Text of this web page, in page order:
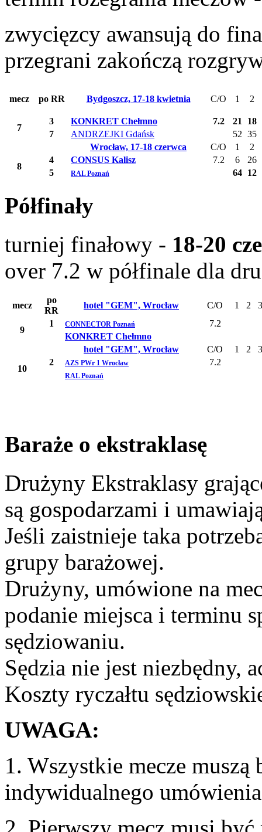
zwycięzcy awansują do
przegrani zakończą
mecz po RR Bydgoszcz, 17-18 kwietnia C/O 1 2
7
3 KONKRET Chełmno 7.2 21 18
7
ANDRZEJKI Gdańsk 52 35
Wrocław, 17-18 czerwca
C/O 1
2
8
4 CONSUS Kalisz 7.2 6
26
5
RAL Poznań 64 12
Półfinały
turniej finałowy - 18-20
over 7.2 w półfinale dla
mecz
po
RR
hotel "GEM", Wrocław C/O 1 2 3
9
1 CONNECTOR Poznań
7.2
KONKRET Chełmno
hotel "GEM", Wrocław
C/O 1 2
3
10
2 AZS PWr 1 Wrocław 7.2
RAL Poznań
Baraże o ekstraklasę
Drużyny Ekstraklasy
są gospodarzami i
Jeśli zaistnieje taka
grupy barażowej.
Drużyny, umówione na
podanie miejsca i terminu
sędziowaniu.
Sędzia nie jest niezbędny,
Koszty ryczałtu
UWAGA:
1. Wszystkie mecze muszą
indywidualnego